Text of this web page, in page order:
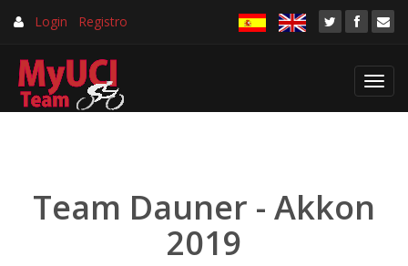
Login Registro
Team Dauner - Akkon
2019